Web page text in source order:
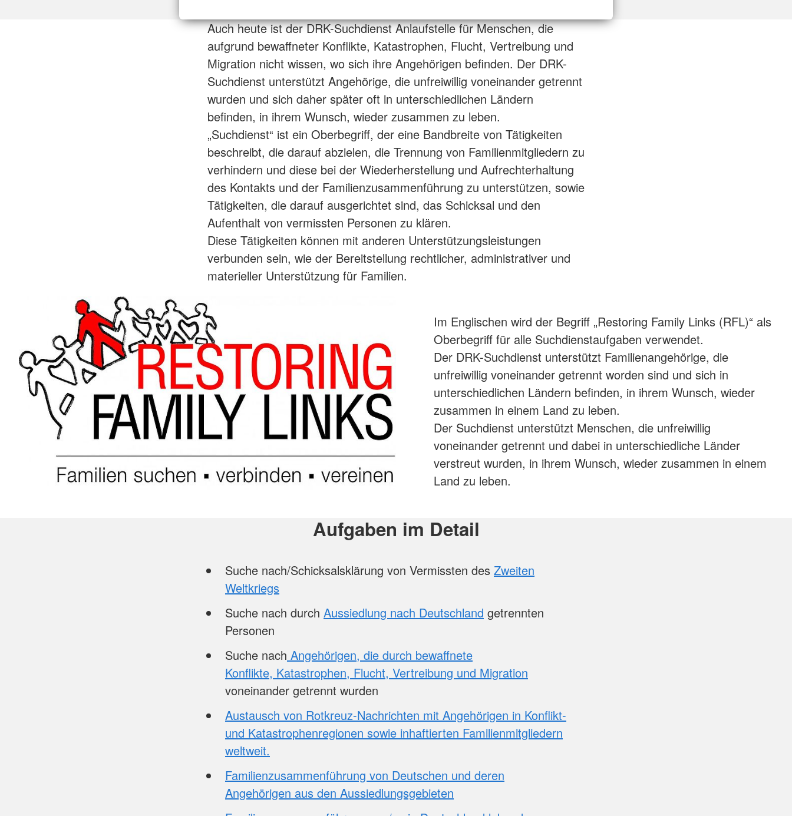
Auch heute ist der DRK-Suchdienst Anlaufstelle für Menschen, die
aufgrund bewaffneter Konflikte, Katastrophen, Flucht, Vertreibung und
Migration nicht wissen, wo sich ihre Angehörigen befinden. Der DRK-
Suchdienst unterstützt Angehörige, die unfreiwillig voneinander getrennt
wurden und sich daher später oft in unterschiedlichen Ländern
befinden, in ihrem Wunsch, wieder zusammen zu leben.
„Suchdienst“ ist ein Oberbegriff, der eine Bandbreite von Tätigkeiten
beschreibt, die darauf abzielen, die Trennung von Familienmitgliedern zu
verhindern und diese bei der Wiederherstellung und Aufrechterhaltung
des Kontakts und der Familienzusammenführung zu unterstützen, sowie
Tätigkeiten, die darauf ausgerichtet sind, das Schicksal und den
Aufenthalt von vermissten Personen zu klären.
Diese Tätigkeiten können mit anderen Unterstützungsleistungen
verbunden sein, wie der Bereitstellung rechtlicher, administrativer und
materieller Unterstützung für Familien.
Im Englischen wird der Begriff „Restoring Family Links (RFL)“ als
Oberbegriff für alle Suchdienstaufgaben verwendet.
Der DRK-Suchdienst unterstützt Familienangehörige, die
unfreiwillig voneinander getrennt worden sind und sich in
unterschiedlichen Ländern befinden, in ihrem Wunsch, wieder
zusammen in einem Land zu leben.
Der Suchdienst unterstützt Menschen, die unfreiwillig
voneinander getrennt und dabei in unterschiedliche Länder
verstreut wurden, in ihrem Wunsch, wieder zusammen in einem
Land zu leben.
Aufgaben im Detail
Suche nach/Schicksalsklärung von Vermissten des Zweiten
Weltkriegs
Suche nach durch Aussiedlung nach Deutschland getrennten
Personen
Suche nach Angehörigen, die durch bewaffnete
Konflikte, Katastrophen, Flucht, Vertreibung und Migration
voneinander getrennt wurden
Austausch von Rotkreuz-Nachrichten mit Angehörigen in Konflikt-
und Katastrophenregionen sowie inhaftierten Familienmitgliedern
weltweit.
Familienzusammenführung von Deutschen und deren
Angehörigen aus den Aussiedlungsgebieten